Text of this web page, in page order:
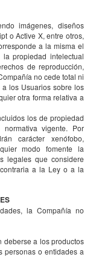
imágenes, diseños
o Active X, entre otros,
a la misma el
propiedad intelectual
de reproducción,
no cede total ni
los Usuarios sobre los
otra forma relativa a
los de propiedad
vigente. Por
carácter xenófobo,
modo fomente la
legales que considere
a la Ley o a la
la Compañía no
deberse a los productos
personas o entidades a